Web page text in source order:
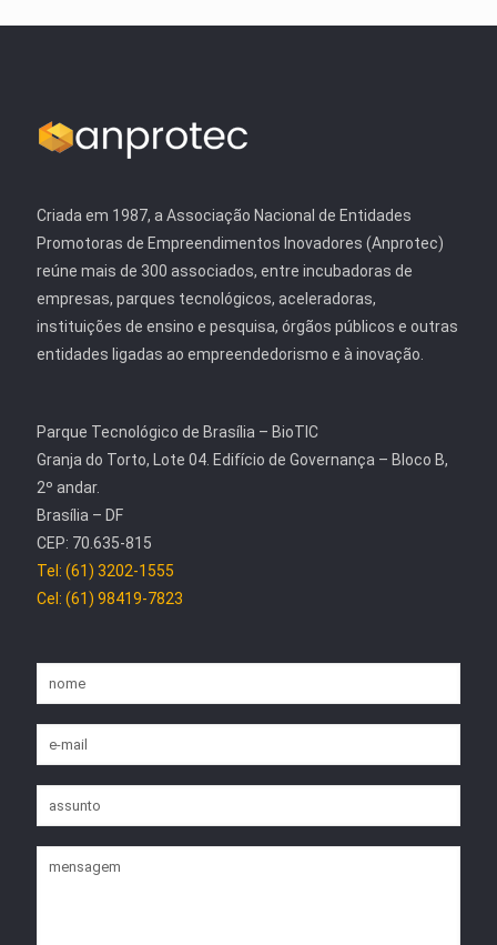
Criada em 1987, a Associação Nacional de Entidades
Promotoras de Empreendimentos Inovadores (Anprotec)
reúne mais de 300 associados, entre incubadoras de
empresas, parques tecnológicos, aceleradoras,
instituições de ensino e pesquisa, órgãos públicos e outras
entidades ligadas ao empreendedorismo e à inovação.
Parque Tecnológico de Brasília – BioTIC
Granja do Torto, Lote 04. Edifício de Governança – Bloco B,
2º andar.
Brasília – DF
CEP: 70.635-815
Tel: (61) 3202-1555
Cel: (61) 98419-7823